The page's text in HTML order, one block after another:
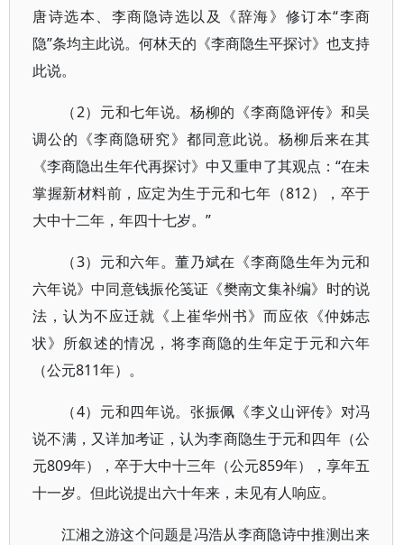
唐诗选本、李商隐诗选以及《辞海》修订本“李商
隐”条均主此说。何林天的《李商隐生平探讨》也支持
此说。
（2）元和七年说。杨柳的《李商隐评传》和吴
调公的《李商隐研究》都同意此说。杨柳后来在其
《李商隐出生年代再探讨》中又重申了其观点：“在未
掌握新材料前，应定为生于元和七年（812），卒于
大中十二年，年四十七岁。”
（3）元和六年。董乃斌在《李商隐生年为元和
六年说》中同意钱振伦笺证《樊南文集补编》时的说
法，认为不应迁就《上崔华州书》而应依《仲姊志
状》所叙述的情况，将李商隐的生年定于元和六年
（公元811年）。
（4）元和四年说。张振佩《李义山评传》对冯
说不满，又详加考证，认为李商隐生于元和四年（公
元809年），卒于大中十三年（公元859年），享年五
十一岁。但此说提出六十年来，未见有人响应。
江湘之游这个问题是冯浩从李商隐诗中推测出来